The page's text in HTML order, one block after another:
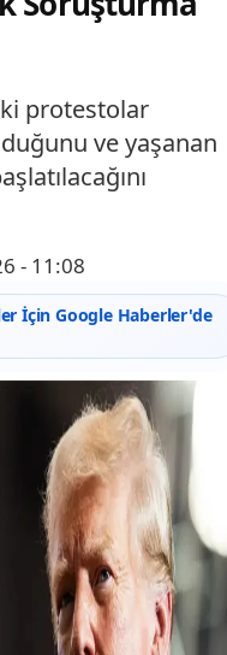
protestolar
ve yaşanan
- 11:08
İçin Google Haberler'de